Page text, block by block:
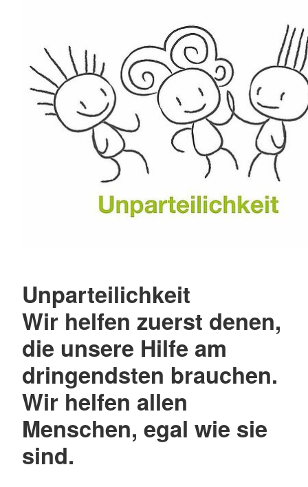
Unparteilichkeit
Wir helfen zuerst denen,
die unsere Hilfe am
dringendsten brauchen.
Wir helfen allen
Menschen, egal wie sie
sind.